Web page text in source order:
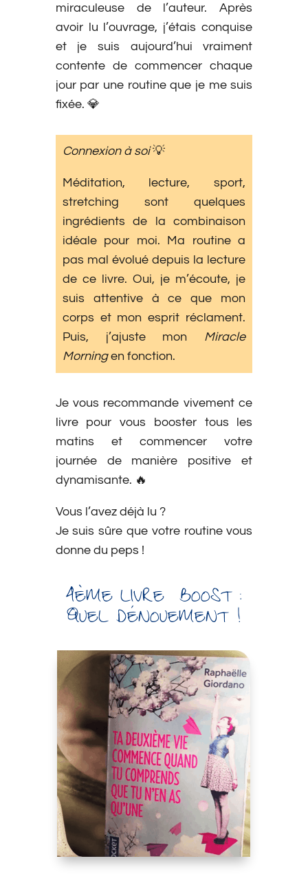
miraculeuse de l’auteur. Après
avoir lu l’ouvrage, j’étais conquise
et je suis aujourd’hui vraiment
contente de commencer chaque
jour par une routine que je me suis
fixée. 💎
Connexion à soi💡
Méditation, lecture, sport,
stretching sont quelques
ingrédients de la combinaison
idéale pour moi. Ma routine a
pas mal évolué depuis la lecture
de ce livre. Oui, je m’écoute, je
suis attentive à ce que mon
corps et mon esprit réclament.
Puis, j’ajuste mon Miracle
Morningen fonction.
Je vous recommande vivement ce
livre pour vous booster tous les
matins et commencer votre
journée de manière positive et
dynamisante. 🔥
Vous l’avez déjà lu ?
Je suis sûre que votre routine vous
donne du peps !
4ÈME LIVRE BOOST :
QUEL DÉNOUEMENT !